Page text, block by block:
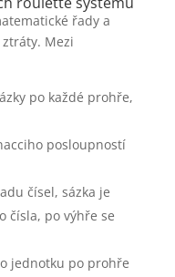
řady a
Mezi
po každé prohře,
posloupností
čísel, sázka je
čísla, po výhře se
o jednotku po prohře